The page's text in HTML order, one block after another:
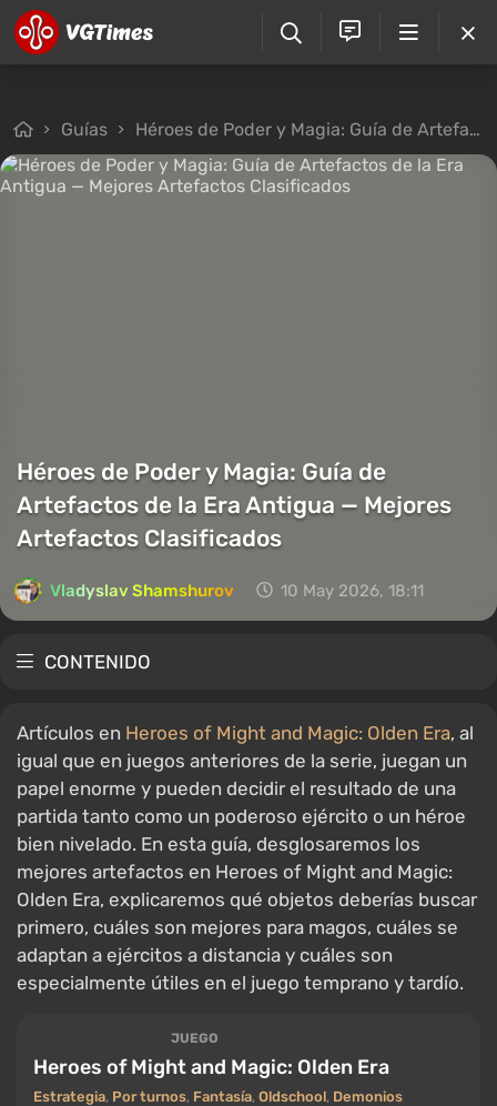
Guías Héroes de Poder y Magia: Guía de Artefactos de la Era Antigua — Mejores Artefactos Clasificados
Héroes de Poder y Magia: Guía de
Artefactos de la Era Antigua — Mejores
Artefactos Clasificados
Vladyslav Shamshurov 10 May 2026, 18:11
CONTENIDO
Artículos en Heroes of Might and Magic: Olden Era, al
igual que en juegos anteriores de la serie, juegan un
papel enorme y pueden decidir el resultado de una
partida tanto como un poderoso ejército o un héroe
bien nivelado. En esta guía, desglosaremos los
mejores artefactos en Heroes of Might and Magic:
Olden Era, explicaremos qué objetos deberías buscar
primero, cuáles son mejores para magos, cuáles se
adaptan a ejércitos a distancia y cuáles son
especialmente útiles en el juego temprano y tardío.
JUEGO
Heroes of Might and Magic: Olden Era
Estrategia, Por turnos, Fantasía, Oldschool, Demonios